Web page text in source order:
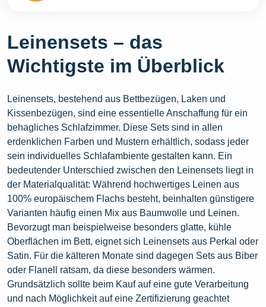
Leinensets – das
Wichtigste im Überblick
Leinensets, bestehend aus Bettbezügen, Laken und
Kissenbezügen, sind eine essentielle Anschaffung für ein
behagliches Schlafzimmer. Diese Sets sind in allen
erdenklichen Farben und Mustern erhältlich, sodass jeder
sein individuelles Schlafambiente gestalten kann. Ein
bedeutender Unterschied zwischen den Leinensets liegt in
der Materialqualität: Während hochwertiges Leinen aus
100% europäischem Flachs besteht, beinhalten günstigere
Varianten häufig einen Mix aus Baumwolle und Leinen.
Bevorzugt man beispielweise besonders glatte, kühle
Oberflächen im Bett, eignet sich Leinensets aus Perkal oder
Satin. Für die kälteren Monate sind dagegen Sets aus Biber
oder Flanell ratsam, da diese besonders wärmen.
Grundsätzlich sollte beim Kauf auf eine gute Verarbeitung
und nach Möglichkeit auf eine Zertifizierung geachtet